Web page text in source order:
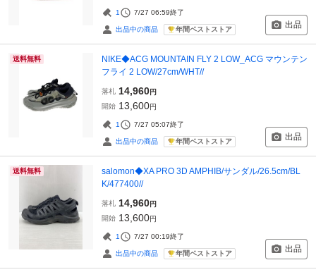
1 7/27 06:59終了
出品中の商品 年間ベストストア 出品
送料無料
NIKE◆ACG MOUNTAIN FLY 2 LOW_ACG マウンテン
フライ 2 LOW/27cm/WHT//
落札 14,960円
開始 13,600円
1 7/27 05:07終了
出品中の商品 年間ベストストア 出品
送料無料
salomon◆XA PRO 3D AMPHIB/サンダル/26.5cm/BL
K/477400//
落札 14,960円
開始 13,600円
1 7/27 00:19終了
出品中の商品 年間ベストストア 出品